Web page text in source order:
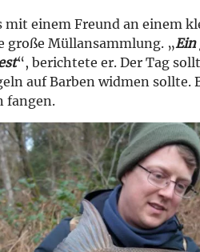
mit einem Freund an einem
große Müllansammlung. „Ein
“, berichtete er. Der Tag
auf Barben widmen sollte.
fangen.